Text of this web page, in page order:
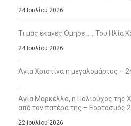
24 Ιουλίου 2026
Τι μας έκανες Όμηρε … , Του Ηλία
24 Ιουλίου 2026
Αγία Χριστίνα η μεγαλομάρτυς –
Αγία Μαρκέλλα, η Πολιούχος της
από τον πατέρα της – Εορτασμός
22 Ιουλίου 2026